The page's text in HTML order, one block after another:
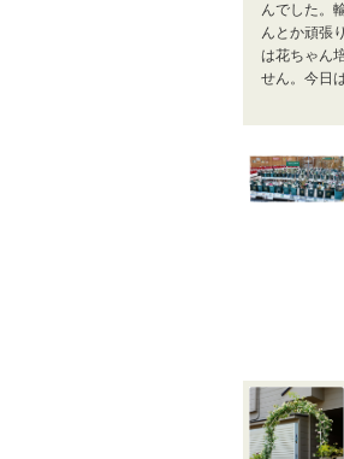
んでした。
んとか頑張
は花ちゃん
せん。今日